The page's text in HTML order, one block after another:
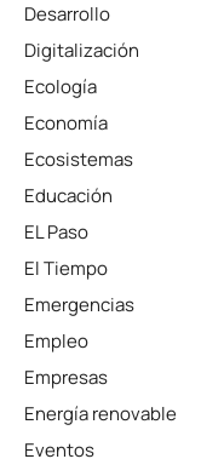
Desarrollo
Digitalización
Ecología
Economía
Ecosistemas
Educación
EL Paso
El Tiempo
Emergencias
Empleo
Empresas
Energía renovable
Eventos